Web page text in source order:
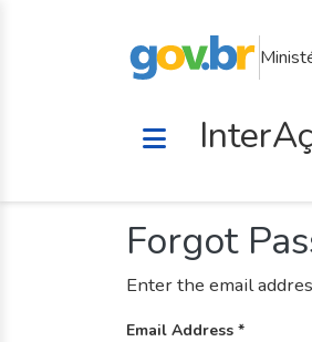
Forgot
Enter the email
Email Address *